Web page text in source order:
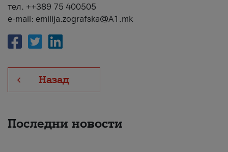
тел. ++389 75 400505
e-mail: emilija.zografska@A1.mk
Назад
Последни новости